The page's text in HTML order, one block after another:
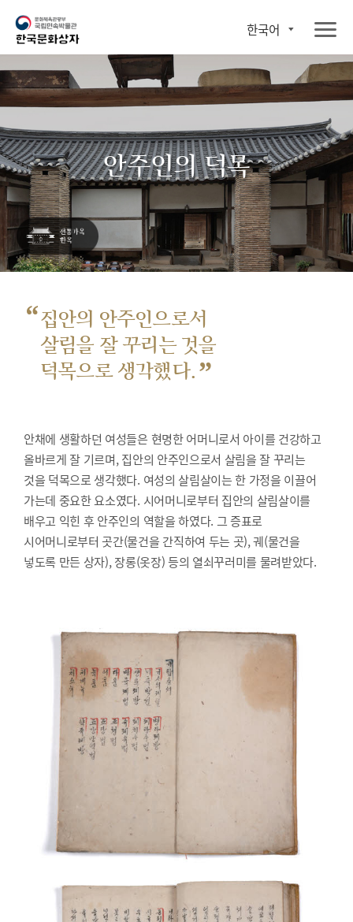
한국어
안주인의 덕목
“집안의 안주인으로서
살림을 잘 꾸리는 것을
덕목으로 생각했다. ”
안채에 생활하던 여성들은 현명한 어머니로서 아이를 건강하고
올바르게 잘 기르며, 집안의 안주인으로서 살림을 잘 꾸리는
것을 덕목으로 생각했다. 여성의 살림살이는 한 가정을 이끌어
가는데 중요한 요소였다. 시어머니로부터 집안의 살림살이를
배우고 익힌 후 안주인의 역할을 하였다. 그 증표로
시어머니로부터 곳간(물건을 간직하여 두는 곳), 궤(물건을
넣도록 만든 상자), 장롱(옷장) 등의 열쇠꾸러미를 물려받았다.